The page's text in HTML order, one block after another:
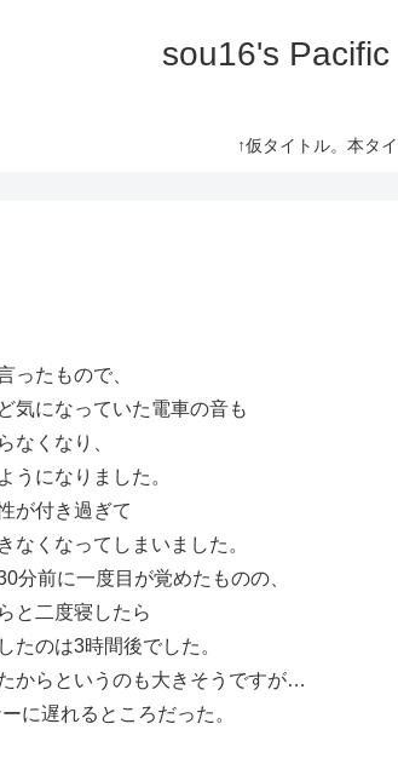
sou16's
↑仮タイトル。本タ
ったもので、
気になっていた電車の音も
なくなり、
うになりました。
が付き過ぎて
なくなってしまいました。
分前に一度目が覚めたものの、
と二度寝したら
たのは3時間後でした。
からというのも大きそうですが…
に遅れるところだった。